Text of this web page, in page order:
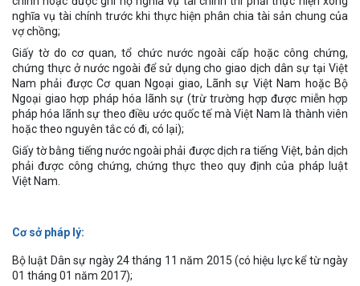
nghĩa vụ tài chính trước khi thực hiện phân chia tài sản chung của
vợ chồng;
Giấy tờ do cơ quan, tổ chức nước ngoài cấp hoặc công chứng,
chứng thực ở nước ngoài để sử dụng cho giao dịch dân sự tại Việt
Nam phải được Cơ quan Ngoại giao, Lãnh sự Việt Nam hoặc Bộ
Ngoại giao hợp pháp hóa lãnh sự (trừ trường hợp được miễn hợp
pháp hóa lãnh sự theo điều ước quốc tế mà Việt Nam là thành viên
hoặc theo nguyên tắc có đi, có lại);
Giấy tờ bằng tiếng nước ngoài phải được dịch ra tiếng Việt, bản dịch
phải được công chứng, chứng thực theo quy định của pháp luật
Việt Nam.
Cơ sở pháp lý:
Bộ luật Dân sự ngày 24 tháng 11 năm 2015 (có hiệu lực kể từ ngày
01 tháng 01 năm 2017);